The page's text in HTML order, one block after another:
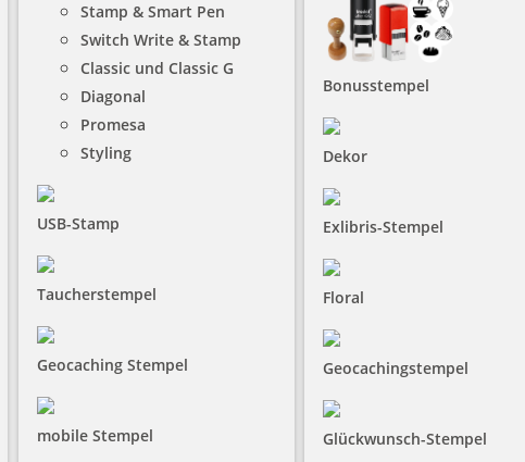
Stamp & Smart Pen
Switch Write & Stamp
Classic und Classic G
Diagonal
Promesa
Styling
USB-Stamp
Taucherstempel
Geocaching Stempel
mobile Stempel
Bonusstempel
Dekor
Exlibris-Stempel
Floral
Geocachingstempel
Glückwunsch-Stempel